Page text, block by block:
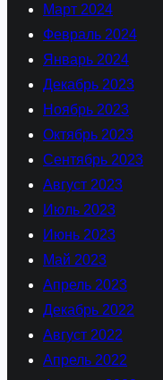
Март 2024
Февраль 2024
Январь 2024
Декабрь 2023
Ноябрь 2023
Октябрь 2023
Сентябрь 2023
Август 2023
Июль 2023
Июнь 2023
Май 2023
Апрель 2023
Декабрь 2022
Август 2022
Апрель 2022